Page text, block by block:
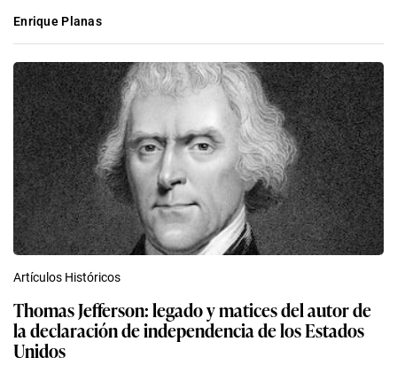
Enrique Planas
Artículos Históricos
Thomas Jefferson: legado y matices del autor de
la declaración de independencia de los Estados
Unidos